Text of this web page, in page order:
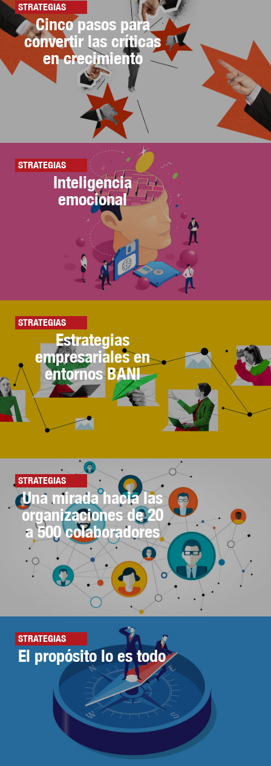
STRATEGIAS
Cinco pasos para
convertir las críticas
en crecimiento
STRATEGIAS
Inteligencia
emocional
STRATEGIAS
Estrategias
empresariales en
entornos BANI
STRATEGIAS
Una mirada hacia las
organizaciones de 20
a 500 colaboradores
STRATEGIAS
El propósito lo es todo